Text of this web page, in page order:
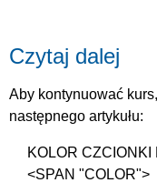
Czytaj dalej
Aby kontynuować
następnego artykułu:
KOLOR CZCIONKI
<SPAN "COLOR">